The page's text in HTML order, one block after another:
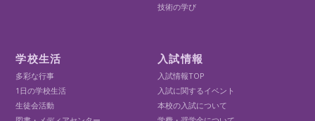
技術の学び
学校生活
多彩な行事
1日の学校生活
生徒会活動
入試情報
入試情報TOP
入試に関するイベント
本校の入試について